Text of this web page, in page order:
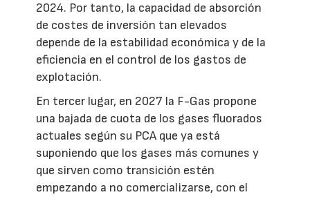
2024. Por tanto, la capacidad de absorción
de costes de inversión tan elevados
depende de la estabilidad económica y de la
eficiencia en el control de los gastos de
explotación.
En tercer lugar, en 2027 la F-Gas propone
una bajada de cuota de los gases fluorados
actuales según su PCA que ya está
suponiendo que los gases más comunes y
que sirven como transición estén
empezando a no comercializarse, con el